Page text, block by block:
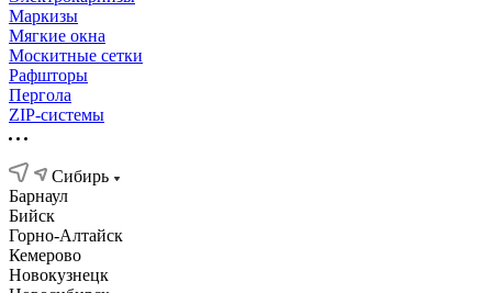
Маркизы
Мягкие окна
Москитные сетки
Рафшторы
Пергола
ZIP-системы
Сибирь
Барнаул
Бийск
Горно-Алтайск
Кемерово
Новокузнецк